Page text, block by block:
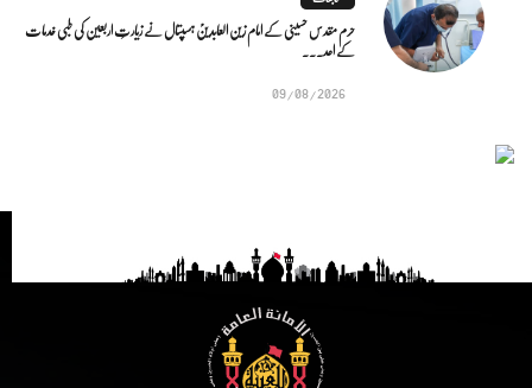
حرم مقدس حسینی کے امام زین العابدینؑ ہسپتال نے زیارتِ اربعین کی طبی خدمات
کے اعد...
09/08/2026